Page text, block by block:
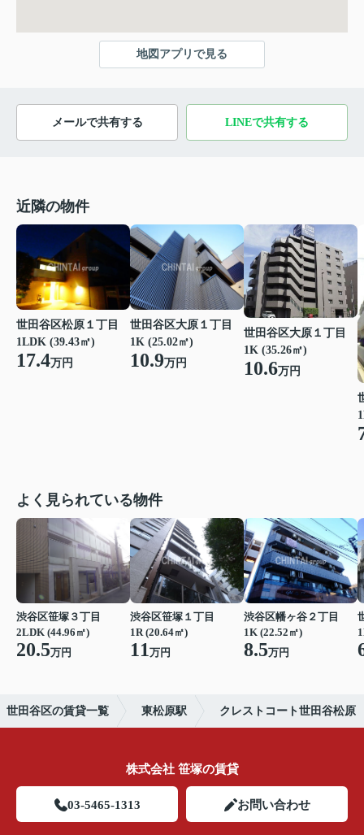
地図アプリで見る
メールで共有する LINEで共有する
近隣の物件
世田谷区松原１丁目
1LDK (39.43㎡)
17.4万円
世田谷区大原１丁目
1K (25.02㎡)
10.9万円
世田谷区大原１丁目
1K (35.26㎡)
10.6万円
よく見られている物件
渋谷区笹塚３丁目
2LDK (44.96㎡)
20.5万円
渋谷区笹塚１丁目
1R (20.64㎡)
11万円
渋谷区幡ヶ谷２丁目
1K (22.52㎡)
8.5万円
世田谷区の賃貸一覧 東松原駅 クレストコート世田谷松原
株式会社 笹塚の賃貸
03-5465-1313 お問い合わせ